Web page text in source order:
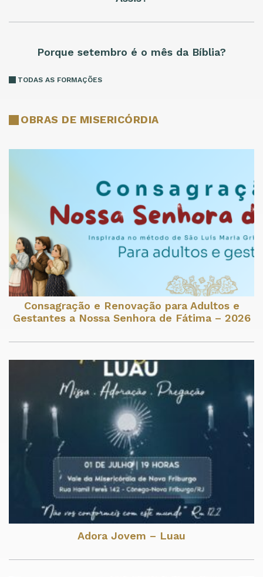
Porque setembro é o mês da Bíblia?
TODAS AS FORMAÇÕES
OBRAS DE MISERICÓRDIA
Consagração e Renovação para Adultos e
Gestantes a Nossa Senhora de Fátima – 2026
Adora Jovem – Luau